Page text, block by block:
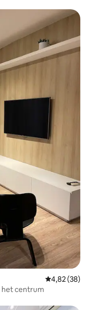
Gemiddelde
4,82 (38)
het centrum